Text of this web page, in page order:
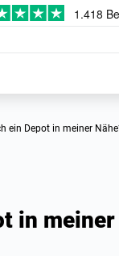
ein Depot in meiner
in meiner